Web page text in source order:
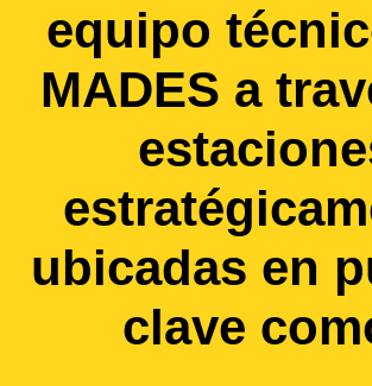
equipo
MADES a
ubicadas en
clave